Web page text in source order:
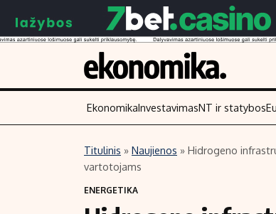
Turinys
Naujienos
EkonomikaInvestavimasNT ir statybos
Titulinis » Naujienos » Hidrogeno
vartotojams
ENERGETIKA